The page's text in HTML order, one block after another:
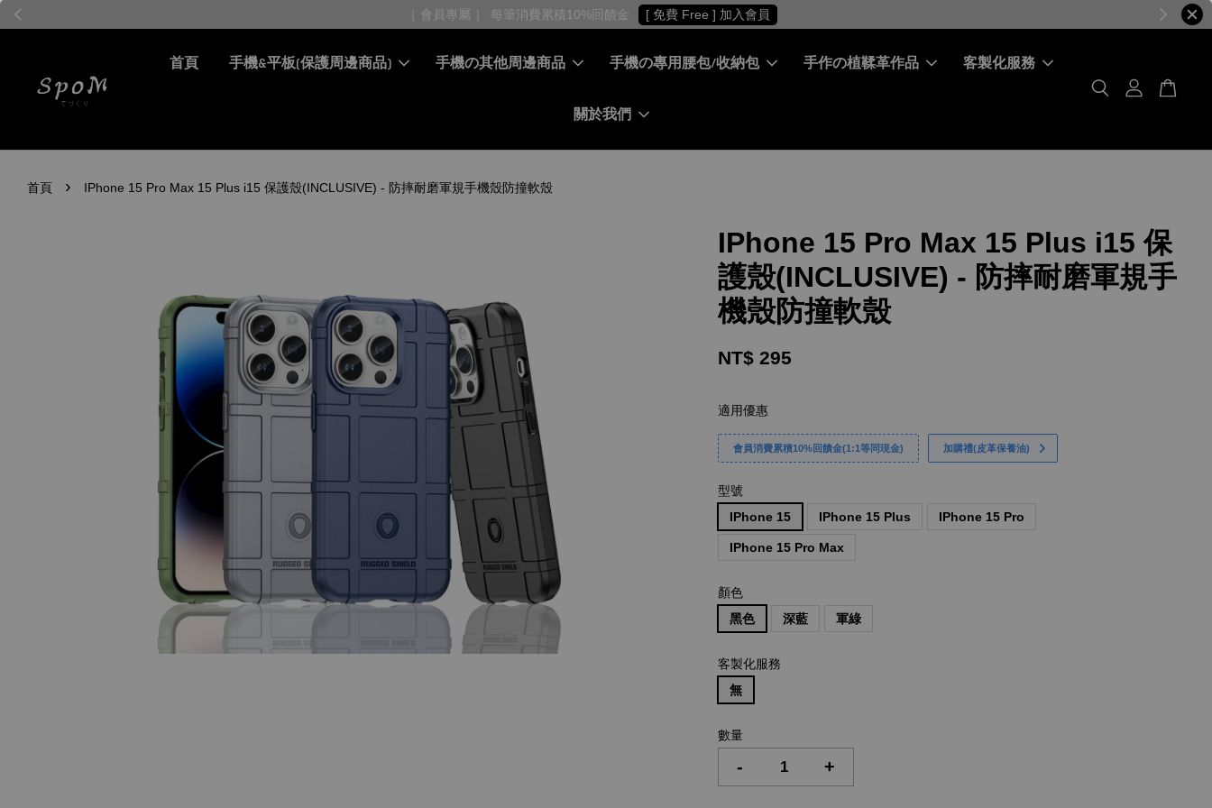
［ 會員專屬 ］ 每筆消費累積10%回饋金 [ 免費 Free ] 加入會員
首頁 手機&平板(保護周邊商品) 手機の其他周邊商品 手機の專用腰包/收納包 手作の植鞣革作品 客製化服務
關於我們
首頁 › IPhone 15 Pro Max 15 Plus i15 保護殼(INCLUSIVE) - 防摔耐磨軍規手機殼防撞軟殼
IPhone 15 Pro Max 15 Plus i15 保
護殼(INCLUSIVE) - 防摔耐磨軍規手
機殼防撞軟殼
NT$ 295
適用優惠
會員消費累積10%回饋金(1:1等同現金) 加購禮(皮革保養油)
型號
IPhone 15
IPhone 15 Plus IPhone 15 Pro
IPhone 15 Pro Max
顏色
黑色
深藍 軍綠
客製化服務
無
數量
- +